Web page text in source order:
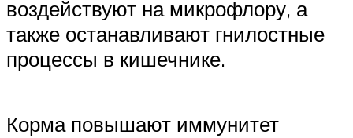
воздействуют на микрофлору, а
также останавливают гнилостные
процессы в кишечнике.
Корма повышают иммунитет